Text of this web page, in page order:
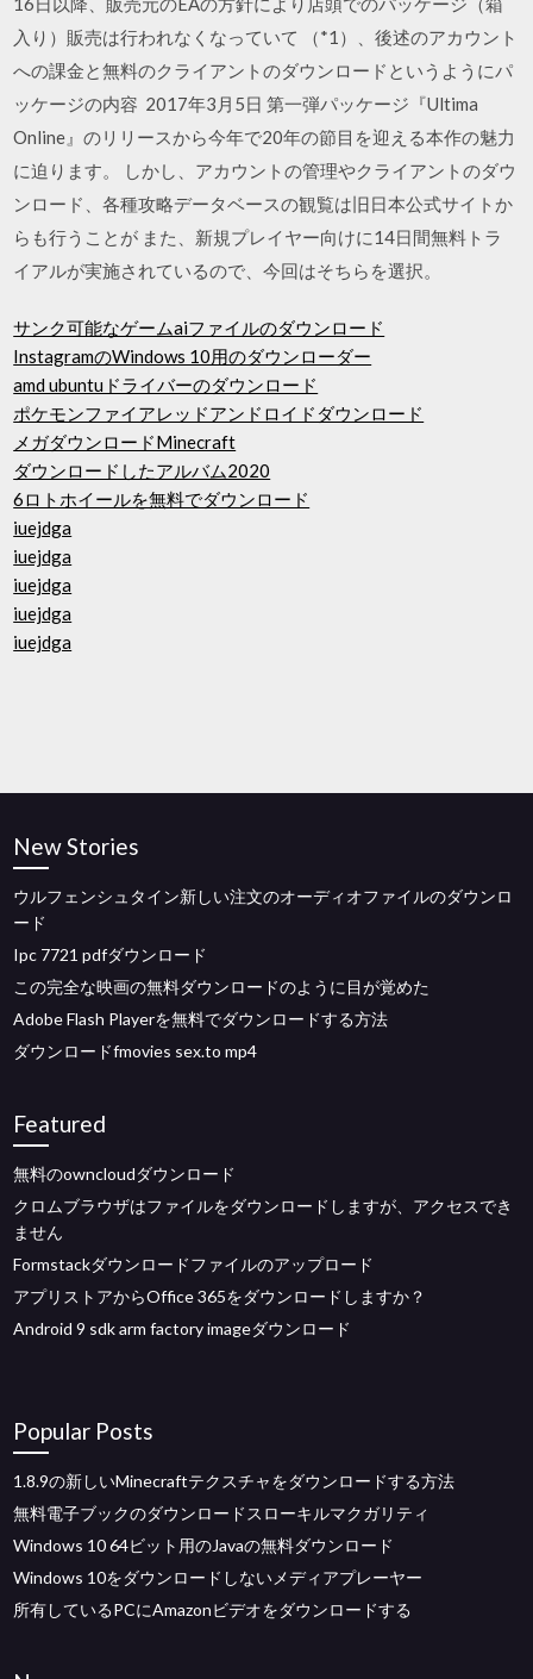
入り）販売は行われなくなっていて （*1）、後述のアカウント
への課金と無料のクライアントのダウンロードというようにパ
ッケージの内容 2017年3月5日 第一弾パッケージ『Ultima
Online』のリリースから今年で20年の節目を迎える本作の魅力
に迫ります。 しかし、アカウントの管理やクライアントのダウ
ンロード、各種攻略データベースの観覧は旧日本公式サイトか
らも行うことが また、新規プレイヤー向けに14日間無料トラ
イアルが実施されているので、今回はそちらを選択。
サンク可能なゲームaiファイルのダウンロード
InstagramのWindows 10用のダウンローダー
amd ubuntuドライバーのダウンロード
ポケモンファイアレッドアンドロイドダウンロード
メガダウンロードMinecraft
ダウンロードしたアルバム2020
6ロトホイールを無料でダウンロード
iuejdga
iuejdga
iuejdga
iuejdga
iuejdga
New Stories
ウルフェンシュタイン新しい注文のオーディオファイルのダウンロ
ード
Ipc 7721 pdfダウンロード
この完全な映画の無料ダウンロードのように目が覚めた
Adobe Flash Playerを無料でダウンロードする方法
ダウンロードfmovies sex.to mp4
Featured
無料のowncloudダウンロード
クロムブラウザはファイルをダウンロードしますが、アクセスでき
ません
Formstackダウンロードファイルのアップロード
アプリストアからOffice 365をダウンロードしますか？
Android 9 sdk arm factory imageダウンロード
Popular Posts
1.8.9の新しいMinecraftテクスチャをダウンロードする方法
無料電子ブックのダウンロードスローキルマクガリティ
Windows 10 64ビット用のJavaの無料ダウンロード
Windows 10をダウンロードしないメディアプレーヤー
所有しているPCにAmazonビデオをダウンロードする